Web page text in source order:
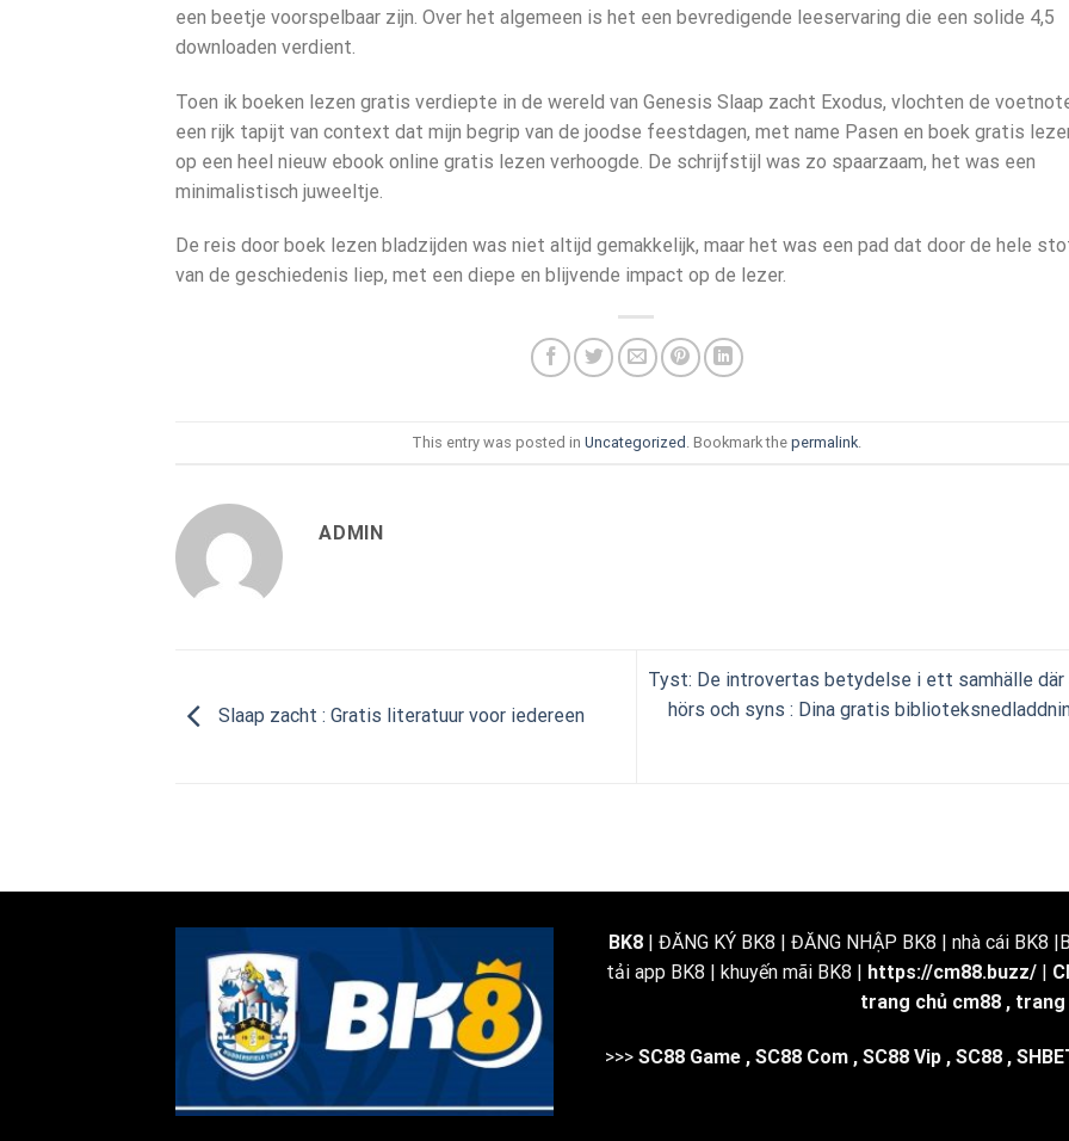
een beetje voorspelbaar zijn. Over het algemeen is het een bevredigende leeservaring die een solide 4,5
downloaden verdient.
Toen ik boeken lezen gratis verdiepte in de wereld van Genesis Slaap zacht Exodus, vlochten de
een rijk tapijt van context dat mijn begrip van de joodse feestdagen, met name Pasen en boek gratis
op een heel nieuw ebook online gratis lezen verhoogde. De schrijfstijl was zo spaarzaam, het was een
minimalistisch juweeltje.
De reis door boek lezen bladzijden was niet altijd gemakkelijk, maar het was een pad dat door de hele
van de geschiedenis liep, met een diepe en blijvende impact op de lezer.
This entry was posted in Uncategorized . Bookmark the permalink.
ADMIN
Slaap zacht : Gratis literatuur voor iedereen
Tyst: De introvertas betydelse i ett samhälle där
hörs och syns : Dina gratis
BK8 | ĐĂNG KÝ BK8 | ĐĂNG NHẬP BK8 | nhà cái BK8
tải app BK8 | khuyến mãi BK8 | https://cm88.buzz/|
trang chủ cm88 , trang
>>> SC88 Game , SC88 Com , SC88 Vip , SC88 ,